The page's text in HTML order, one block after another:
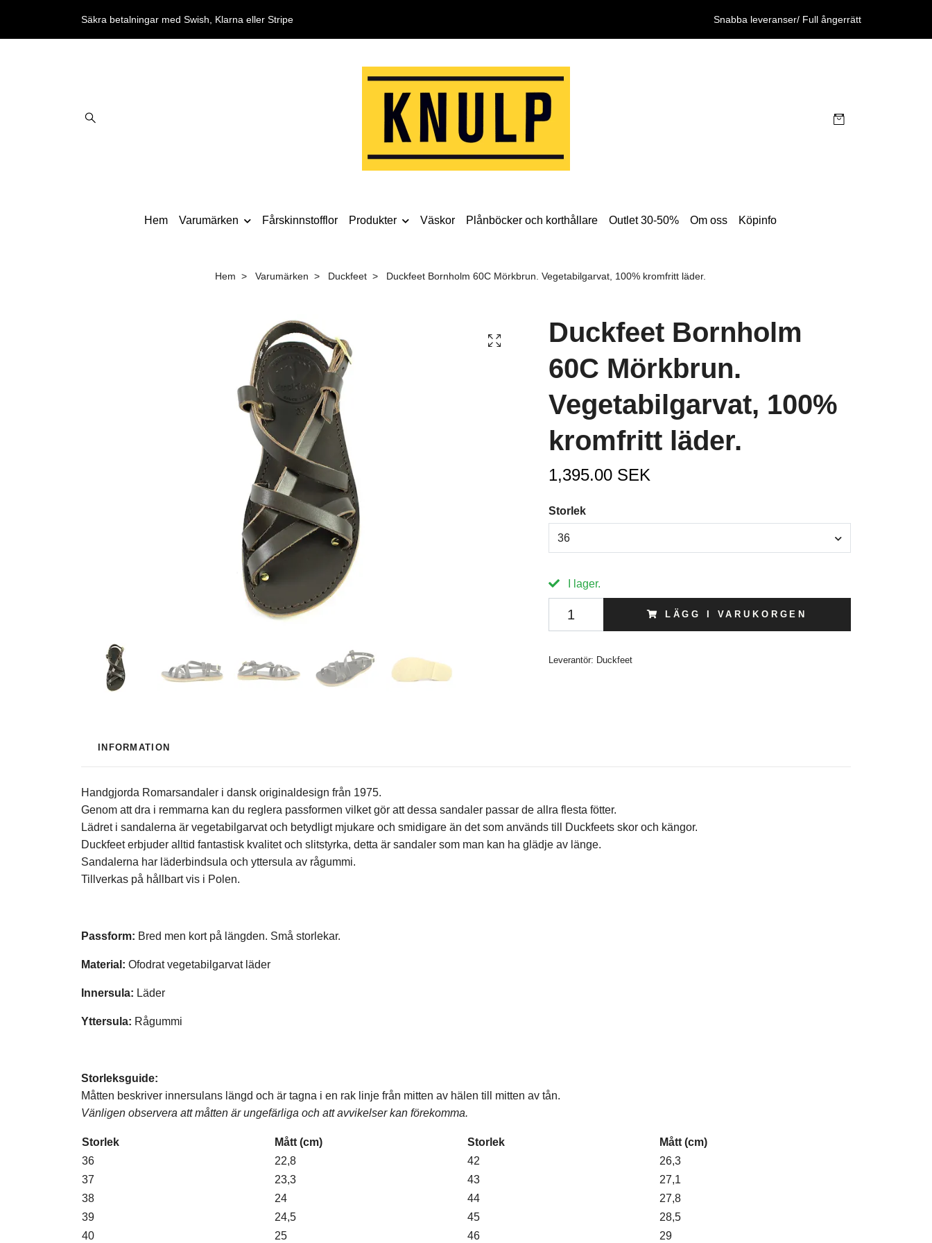
Säkra betalningar med Swish, Klarna eller Stripe Snabba leveranser/ Full ångerrätt
Hem Varumärken Fårskinnstofflor Produkter Väskor Plånböcker och korthållare Outlet 30-50% Om oss Köpinfo
Hem Varumärken Duckfeet Duckfeet Bornholm 60C Mörkbrun. Vegetabilgarvat, 100% kromfritt läder.
Duckfeet Bornholm
60C Mörkbrun.
Vegetabilgarvat, 100%
kromfritt läder.
1,395.00 SEK
Storlek
36
I lager.
LÄGG I VARUKORGEN
Leverantör: Duckfeet
INFORMATION
Handgjorda Romarsandaler i dansk originaldesign från 1975.
Genom att dra i remmarna kan du reglera passformen vilket gör att dessa sandaler passar de allra flesta fötter.
Lädret i sandalerna är vegetabilgarvat och betydligt mjukare och smidigare än det som används till Duckfeets skor och kängor.
Duckfeet erbjuder alltid fantastisk kvalitet och slitstyrka, detta är sandaler som man kan ha glädje av länge.
Sandalerna har läderbindsula och yttersula av rågummi.
Tillverkas på hållbart vis i Polen.
Passform: Bred men kort på längden. Små storlekar.
Material: Ofodrat vegetabilgarvat läder
Innersula: Läder
Yttersula: Rågummi
Storleksguide:
Måtten beskriver innersulans längd och är tagna i en rak linje från mitten av hälen till mitten av tån.
Vänligen observera att måtten är ungefärliga och att avvikelser kan förekomma.
Storlek Mått (cm) Storlek
Mått (cm)
36
22,8 42
26,3
37
23,3 43
27,1
38
24 44
27,8
39
24,5 45
28,5
40
25 46 29